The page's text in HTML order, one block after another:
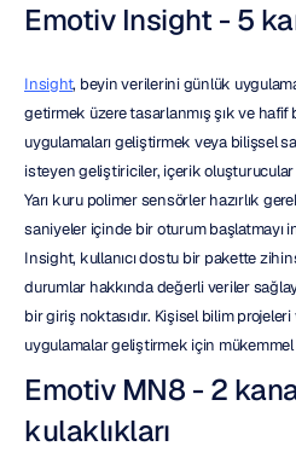
Emotiv Insight - 5
Insight, beyin verilerini günlük
getirmek üzere tasarlanmış şık ve hafif
uygulamaları geliştirmek veya bilişsel
isteyen geliştiriciler, içerik oluşturucular
Yarı kuru polimer sensörler hazırlık
saniyeler içinde bir oturum başlatmayı
Insight, kullanıcı dostu bir pakette
durumlar hakkında değerli veriler
bir giriş noktasıdır. Kişisel bilim
uygulamalar geliştirmek için mükemmel
Emotiv MN8 - 2
kulaklıkları